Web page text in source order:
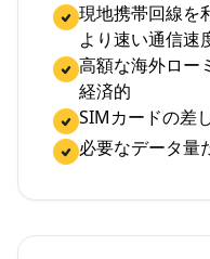
現地携帯回線を
より速い通信速
高額な海外ロー
経済的
SIMカードの差
必要なデータ量